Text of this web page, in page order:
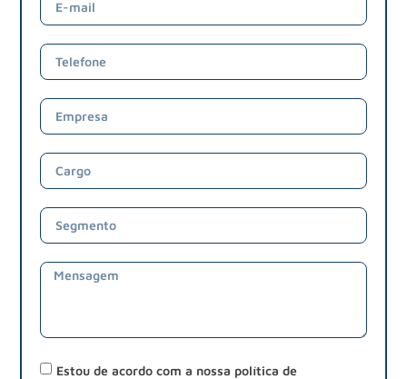
Estou de acordo com a nossa política de